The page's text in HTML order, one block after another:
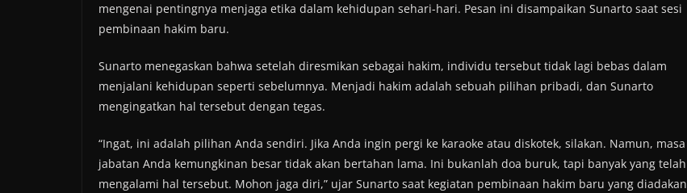
mengenai pentingnya menjaga etika dalam kehidupan sehari-hari. Pesan ini disampaikan Sunarto saat sesi
pembinaan hakim baru.
Sunarto menegaskan bahwa setelah diresmikan sebagai hakim, individu tersebut tidak lagi bebas dalam
menjalani kehidupan seperti sebelumnya. Menjadi hakim adalah sebuah pilihan pribadi, dan Sunarto
mengingatkan hal tersebut dengan tegas.
“Ingat, ini adalah pilihan Anda sendiri. Jika Anda ingin pergi ke karaoke atau diskotek, silakan. Namun, masa
jabatan Anda kemungkinan besar tidak akan bertahan lama. Ini bukanlah doa buruk, tapi banyak yang telah
mengalami hal tersebut. Mohon jaga diri,” ujar Sunarto saat kegiatan pembinaan hakim baru yang diadakan